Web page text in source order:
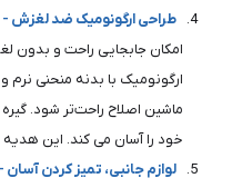
طراحی ارگونومیک ضد لغزش -
امکان جابجایی راحت و بدون
ارگونومیک با بدنه منحنی
ماشین اصلاح راحت‌تر شود.
خود را آسان می کند. این
لوازم جانبی، تمیز کردن آسان -